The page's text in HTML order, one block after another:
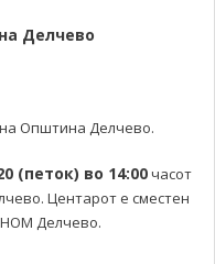
Делчево
на Општина Делчево.
(петок) во 14:00часот
Центарот е сместен
Делчево.